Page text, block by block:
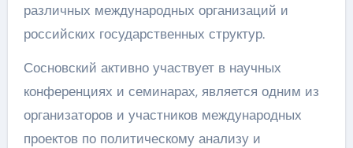
различных международных организаций и
российских государственных структур.
Сосновский активно участвует в научных
конференциях и семинарах, является одним из
организаторов и участников международных
проектов по политическому анализу и